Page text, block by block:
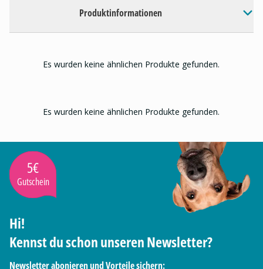
Produktinformationen
Es wurden keine ähnlichen Produkte gefunden.
Es wurden keine ähnlichen Produkte gefunden.
5€
Gutschein
Hi!
Kennst du schon unseren Newsletter?
Newsletter abonieren und Vorteile sichern: